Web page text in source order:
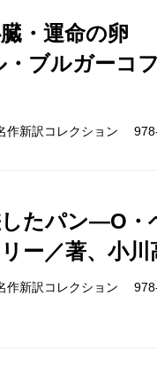
・運命の卵
・ブルガーコ
作新訳コレクション
したパン―O
ー／著、小川
作新訳コレクション